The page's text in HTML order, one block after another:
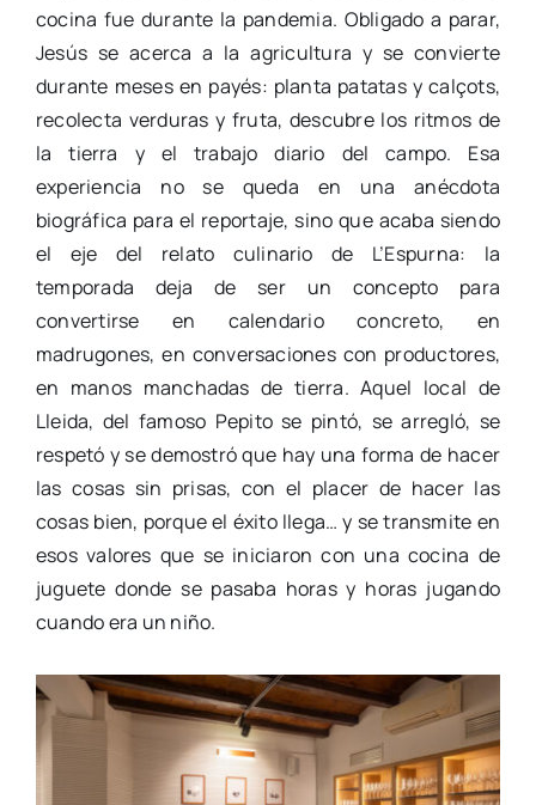
cocina fue durante la pandemia. Obligado a parar,
Jesús se acerca a la agricultura y se convierte
durante meses en payés: planta patatas y calçots,
recolecta verduras y fruta, descubre los ritmos de
la tierra y el trabajo diario del campo. Esa
experiencia no se queda en una anécdota
biográfica para el reportaje, sino que acaba siendo
el eje del relato culinario de L’Espurna: la
temporada deja de ser un concepto para
convertirse en calendario concreto, en
madrugones, en conversaciones con productores,
en manos manchadas de tierra. Aquel local de
Lleida, del famoso Pepito se pintó, se arregló, se
respetó y se demostró que hay una forma de hacer
las cosas sin prisas, con el placer de hacer las
cosas bien, porque el éxito llega… y se transmite en
esos valores que se iniciaron con una cocina de
juguete donde se pasaba horas y horas jugando
cuando era un niño.